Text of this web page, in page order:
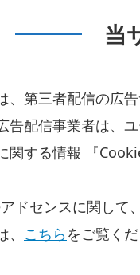
当
、第三者配信の広
告配信事業者は、
関する情報 『
ドセンスに関して
こちらをご覧くだ